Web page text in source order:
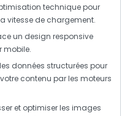
techniquepour
vitesse de chargement.
un design responsive
mobile.
données structurées pour
contenu par les moteurs
et optimiser les images